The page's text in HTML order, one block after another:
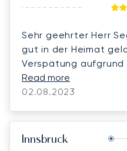
Sehr geehrter Herr Segard, Wir
gut in der Heimat
Verspätung aufgrund
Luftraum um Nizza. Hatten eine sehr nette
und freundliche Crew. Das Pfeifen der
da war die Phenom ruhiger. In
haben Sie einen sehr
Read more
02.08.2023
Innsbruck